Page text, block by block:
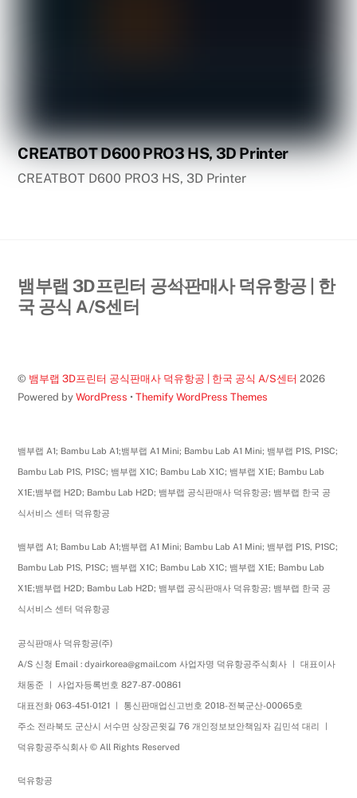
CREATBOT D600 PRO3 HS, 3D Printer
CREATBOT D600 PRO3 HS, 3D Printer
Back
뱀부랩 3D프린터 공식판매사 덕유항공 | 한
국 공식 A/S센터
© 뱀부랩 3D프린터 공식판매사 덕유항공 | 한국 공식 A/S센터 2026
Powered byWordPress •Themify WordPress Themes
뱀부랩 A1; Bambu Lab A1;뱀부랩 A1 Mini; Bambu Lab A1 Mini; 뱀부랩 P1S, P1SC;
Bambu Lab P1S, P1SC; 뱀부랩 X1C; Bambu Lab X1C; 뱀부랩 X1E; Bambu Lab
X1E;뱀부랩 H2D; Bambu Lab H2D; 뱀부랩 공식판매사 덕유항공; 뱀부랩 한국 공
식서비스 센터 덕유항공
뱀부랩 A1; Bambu Lab A1;뱀부랩 A1 Mini; Bambu Lab A1 Mini; 뱀부랩 P1S, P1SC;
Bambu Lab P1S, P1SC; 뱀부랩 X1C; Bambu Lab X1C; 뱀부랩 X1E; Bambu Lab
X1E;뱀부랩 H2D; Bambu Lab H2D; 뱀부랩 공식판매사 덕유항공; 뱀부랩 한국 공
식서비스 센터 덕유항공
공식판매사 덕유항공(주)
A/S 신청 Email : dyairkorea@gmail.com 사업자명 덕유항공주식회사 ㅣ 대표이사
채동준 ㅣ 사업자등록번호 827-87-00861
대표전화 063-451-0121 ㅣ 통신판매업신고번호 2018-전북군산-00065호
주소 전라북도 군산시 서수면 상장곤윗길 76 개인정보보안책임자 김민석 대리 ㅣ
덕유항공주식회사 © All Rights Reserved
덕유항공